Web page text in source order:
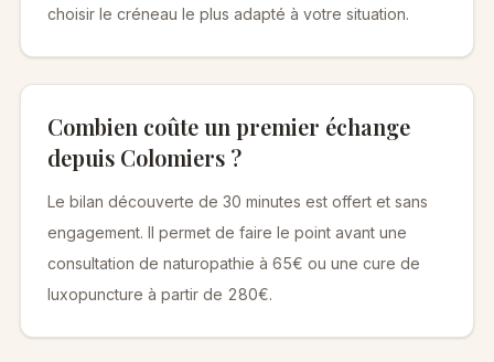
choisir le créneau le plus adapté à votre situation.
Combien coûte un premier échange
depuis Colomiers ?
Le bilan découverte de 30 minutes est offert et sans
engagement. Il permet de faire le point avant une
consultation de naturopathie à 65€ ou une cure de
luxopuncture à partir de 280€.